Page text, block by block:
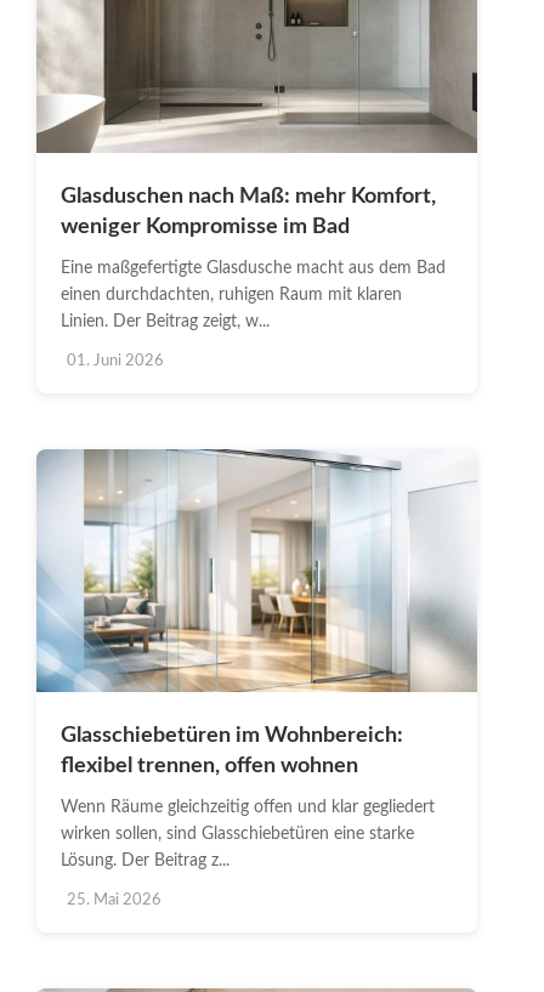
Glasduschen nach Maß: mehr Komfort,
weniger Kompromisse im Bad
Eine maßgefertigte Glasdusche macht aus dem Bad
einen durchdachten, ruhigen Raum mit klaren
Linien. Der Beitrag zeigt, w...
01. Juni 2026
Glasschiebetüren im Wohnbereich:
flexibel trennen, offen wohnen
Wenn Räume gleichzeitig offen und klar gegliedert
wirken sollen, sind Glasschiebetüren eine starke
Lösung. Der Beitrag z...
25. Mai 2026